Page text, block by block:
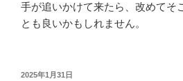
手が追いかけて来たら、改めてそ
とも良いかもしれません。
投
2025年1月31日